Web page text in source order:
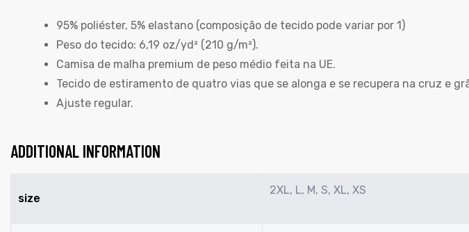
95% poliéster, 5% elastano (composição de tecido pode variar por 1)
Peso do tecido: 6,19 oz/yd² (210 g/m²).
Camisa de malha premium de peso médio feita na UE.
Tecido de estiramento de quatro vias que se alonga e se recupera na cruz e
Ajuste regular.
ADDITIONAL INFORMATION
size
2XL, L, M, S, XL, XS